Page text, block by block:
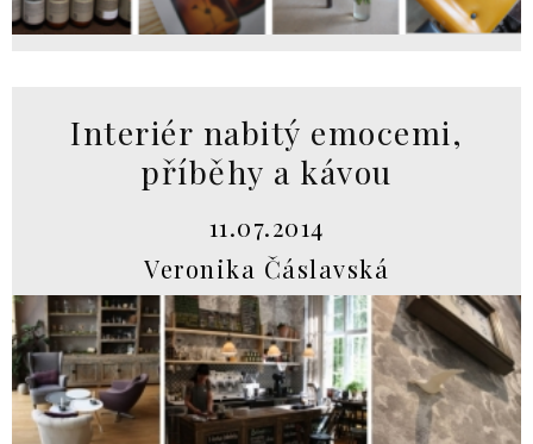
Interiér nabitý emocemi,
příběhy a kávou
11.07.2014
Veronika Čáslavská